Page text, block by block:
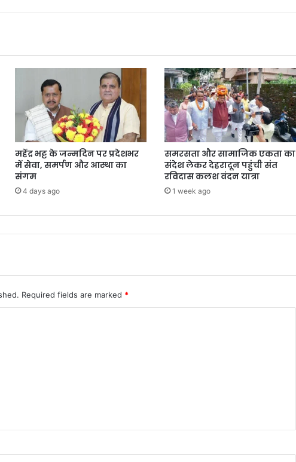
नु
क
”
:
वि
पि
न
ना
महेंद्र भट्ट के जन्मदिन पर प्रदेशभर
में सेवा, समर्पण और आस्था का
संगम
4 days ago
समरसता और सामाजिक एकता का
संदेश लेकर देहरादून पहुंची संत
रविदास कलश वंदन यात्रा
1 week ago
Required fields are marked *